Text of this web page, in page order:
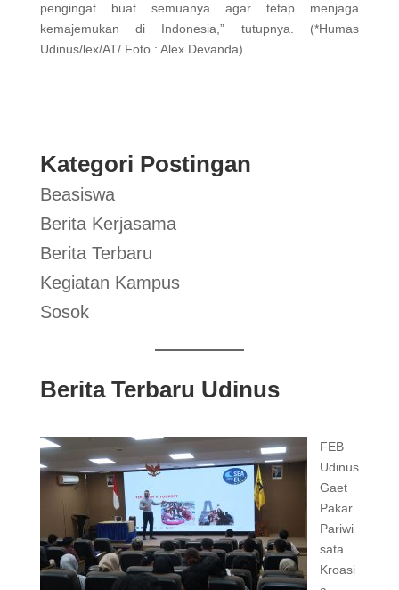
pengingat buat semuanya agar tetap menjaga
kemajemukan di Indonesia,” tutupnya. (*Humas
Udinus/lex/AT/ Foto : Alex Devanda)
Kategori Postingan
Beasiswa
Berita Kerjasama
Berita Terbaru
Kegiatan Kampus
Sosok
Berita Terbaru Udinus
FEB
Udinus
Gaet
Pakar
Pariwi
sata
Kroasi